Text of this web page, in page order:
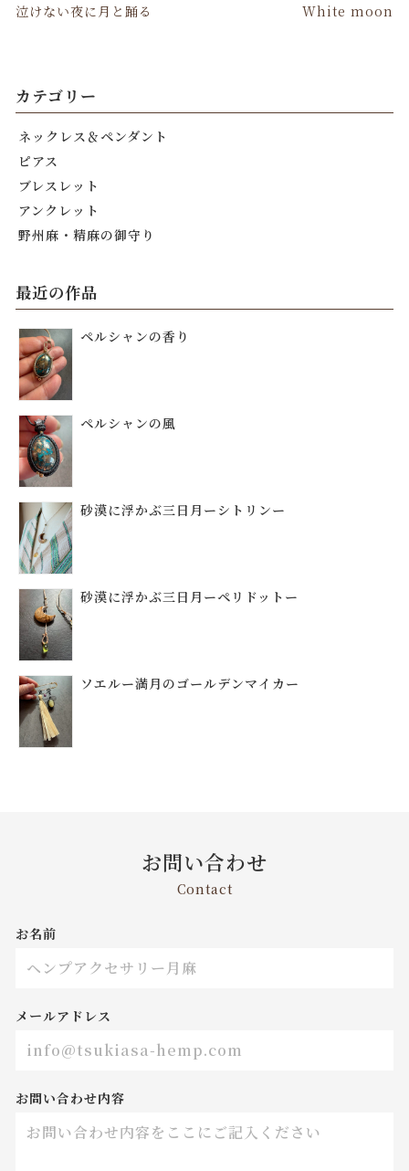
泣けない夜に月と踊る White moon
カテゴリー
ネックレス＆ペンダント
ピアス
ブレスレット
アンクレット
野州麻・精麻の御守り
最近の作品
ペルシャンの香り
ペルシャンの風
砂漠に浮かぶ三日月ーシトリンー
砂漠に浮かぶ三日月ーペリドットー
ソエルー満月のゴールデンマイカー
お問い合わせ
Contact
お名前
メールアドレス
お問い合わせ内容